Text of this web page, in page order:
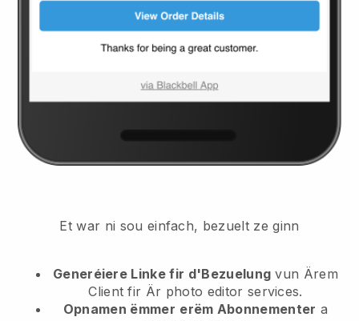
Et war ni sou einfach, bezuelt ze ginn
Generéiere Linke fir d'Bezuelung vun Ärem
Clientfir Är photo editor services.
Opnamen ëmmer erëm Abonnementer a